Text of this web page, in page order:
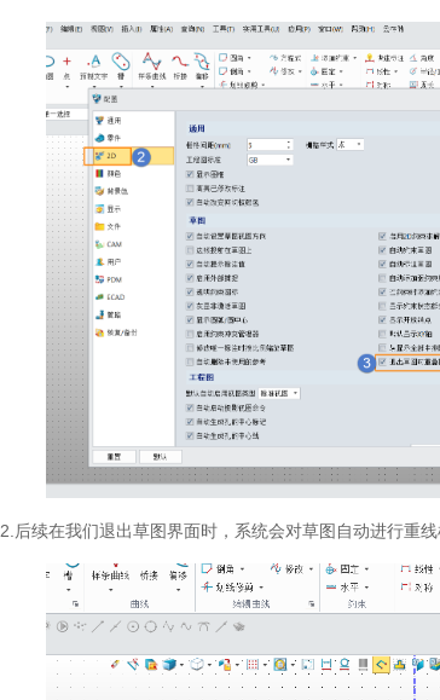
2.后续在我们退出草图界面时，系统会对草图自动进行重